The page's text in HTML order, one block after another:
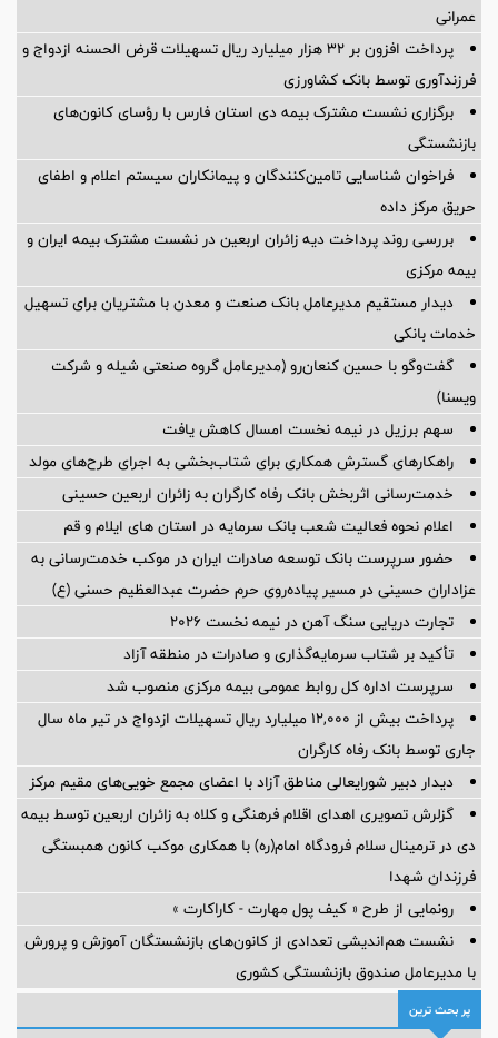
عمرانی
پرداخت افزون بر 32 هزار میلیارد ریال تسهیلات قرض الحسنه ازدواج و
فرزندآوری توسط بانک کشاورزی
برگزاری نشست مشترک بیمه دی استان فارس با رؤسای کانون‌های
بازنشستگی
فراخوان شناسایی تامین‌کنندگان و پیمانکاران سیستم اعلام و اطفای
حریق مرکز داده
بررسی روند پرداخت دیه زائران اربعین در نشست مشترک بیمه ایران و
بیمه مرکزی
دیدار مستقیم مدیرعامل بانک صنعت و معدن با مشتریان برای تسهیل
خدمات بانکی
گفت‌وگو با حسین كنعان‌رو (مدیرعامل گروه صنعتی شیله و شركت
ویسنا)
سهم برزیل در نیمه نخست امسال کاهش یافت
راهکارهای گسترش همکاری برای شتاب‌بخشی به اجرای طرح‌های مولد
خدمت‌رسانی اثربخش بانک رفاه کارگران به زائران اربعین حسینی
اعلام نحوه فعالیت شعب بانک سرمایه در استان های ایلام و قم
حضور سرپرست بانک توسعه صادرات ایران در موکب خدمت‌رسانی به
عزاداران حسینی در مسیر پیاده‌روی حرم حضرت عبدالعظیم حسنی (ع)
تجارت دریایی سنگ آهن در نیمه نخست ۲۰۲۶
تأکید بر شتاب سرمایه‌گذاری و صادرات در منطقه آزاد
سرپرست اداره کل روابط عمومی بیمه مرکزی منصوب شد
پرداخت بیش از ۱۲,۰۰۰ میلیارد ریال تسهیلات ازدواج در تیر ماه سال
جاری توسط بانک رفاه کارگران
دیدار دبیر شورایعالی مناطق آزاد با اعضای مجمع خویی‌های مقیم مرکز
گزلرش تصویری اهدای اقلام فرهنگی و کلاه به زائران اربعین توسط بیمه
دی در ترمینال سلام فرودگاه امام(ره) با همکاری موکب کانون همبستگی
فرزندان شهدا
رونمایی از طرح « کیف پول مهارت - کاراکارت »
نشست هم‌اندیشی تعدادی از کانون‌های بازنشستگان آموزش و پرورش
با مدیرعامل صندوق بازنشستگی کشوری
پر بحث ترین